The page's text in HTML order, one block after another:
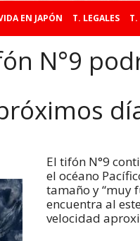
EN JAPÓN T. LEGALES T.
N°9
El tifón N°9
el océano
tamaño y “muy
encuentra al
velocidad